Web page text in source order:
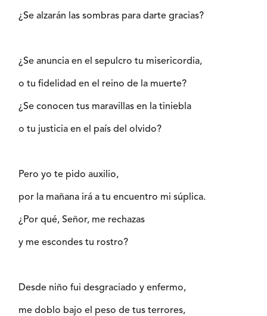
¿Se alzarán las sombras para darte gracias?
¿Se anuncia en el sepulcro tu misericordia,
o tu fidelidad en el reino de la muerte?
¿Se conocen tus maravillas en la tiniebla
o tu justicia en el país del olvido?
Pero yo te pido auxilio,
por la mañana irá a tu encuentro mi súplica.
¿Por qué, Señor, me rechazas
y me escondes tu rostro?
Desde niño fui desgraciado y enfermo,
me doblo bajo el peso de tus terrores,